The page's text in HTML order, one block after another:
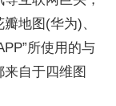
地图(华为)、
所使用的与
自于四维图